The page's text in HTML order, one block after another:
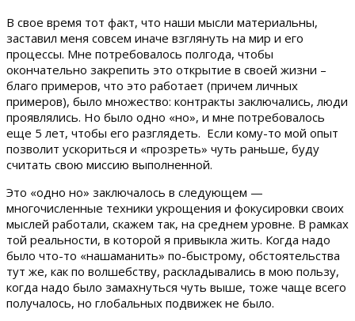
В свое время тот факт, что наши мысли материальны,
заставил меня совсем иначе взглянуть на мир и его
процессы. Мне потребовалось полгода, чтобы
окончательно закрепить это открытие в своей жизни –
благо примеров, что это работает (причем личных
примеров), было множество: контракты заключались, люди
проявлялись. Но было одно «но», и мне потребовалось
еще 5 лет, чтобы его разглядеть. Если кому-то мой опыт
позволит ускориться и «прозреть» чуть раньше, буду
считать свою миссию выполненной.
Это «одно но» заключалось в следующем —
многочисленные техники укрощения и фокусировки своих
мыслей работали, скажем так, на среднем уровне. В рамках
той реальности, в которой я привыкла жить. Когда надо
было что-то «нашаманить» по-быстрому, обстоятельства
тут же, как по волшебству, раскладывались в мою пользу,
когда надо было замахнуться чуть выше, тоже чаще всего
получалось, но глобальных подвижек не было.